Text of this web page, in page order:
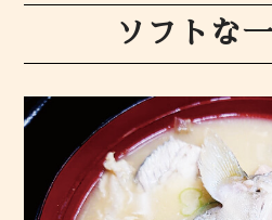
ソフトな